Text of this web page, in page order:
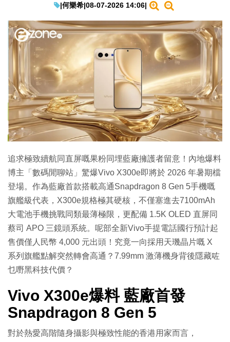
IT Times
生成式AI與雲端應用
Enterprise Digital Transformation
特集
|何樂希|08-07-2026 14:06|
追求極致續航同直屏嘅果粉同埋藍廠擁護者留意！內地爆料
博主「數碼閒聊站」驚爆Vivo X300e即將於 2026 年暑期檔
登場。作為藍廠首款搭載高通Snapdragon 8 Gen 5手機嘅
旗艦級代表，X300e規格極其硬核，不僅塞進去7100mAh
大電池手機挑戰同類最薄極限，更配備 1.5K OLED 直屏同
蔡司 APO 三鏡頭系統。呢部全新Vivo手提電話國行預計起
售價僅人民幣 4,000 元出頭！究竟一向採用天璣晶片嘅 X
系列旗艦點解突然轉會高通？7.99mm 激薄機身背後隱藏咗
乜嘢黑科技代價？
Vivo X300e爆料 藍廠首發
Snapdragon 8 Gen 5
對於熱愛高階隨身攝影與極致性能的香港用家而言，